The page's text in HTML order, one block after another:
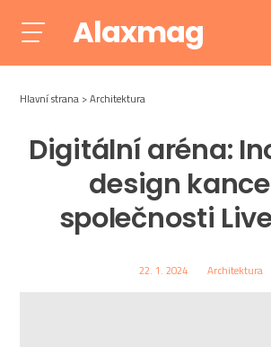
Alaxmag
Hlavní strana Architektura
Digitální aréna:
design
společnosti
22. 1. 2024 Architektura